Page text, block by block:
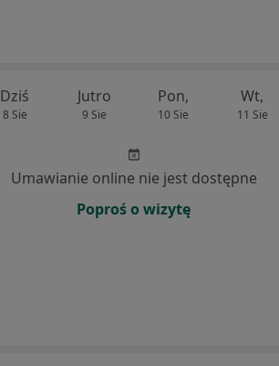
Dziś
8 Sie
Jutro
9 Sie
Pon,
10 Sie
Wt,
11 Sie
Umawianie online nie jest dostępne
Poproś o wizytę